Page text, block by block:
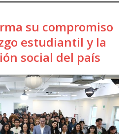
su compromiso
estudiantil y la
social del país